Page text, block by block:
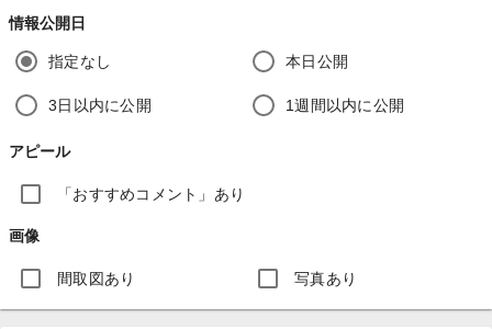
情報公開日
指定なし 本日公開
3日以内に公開 1週間以内に公開
アピール
「おすすめコメント」あり
画像
間取図あり 写真あり